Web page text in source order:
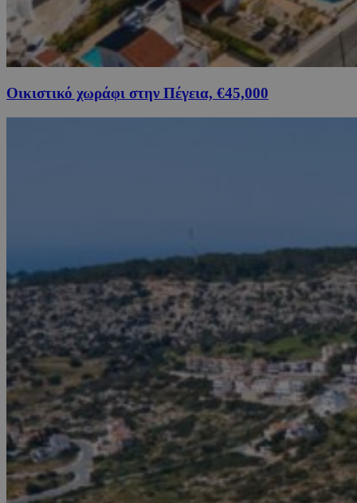
Οικιστικό χωράφι στην Πέγεια, €45,000